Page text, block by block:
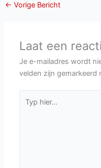
← Vorige Bericht
Laat een
Je e-mailadres wordt
velden zijn gemarkeerd
hier...